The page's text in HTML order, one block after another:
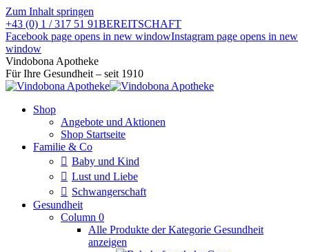
Zum Inhalt springen
+43 (0) 1 / 317 51 91BEREITSCHAFT
Facebook page opens in new windowInstagram page opens in new
window
Vindobona Apotheke
Für Ihre Gesundheit – seit 1910
Shop
Angebote und Aktionen
Shop Startseite
Familie & Co
Baby und Kind
Lust und Liebe
Schwangerschaft
Gesundheit
Column 0
Alle Produkte der Kategorie Gesundheit
anzeigen